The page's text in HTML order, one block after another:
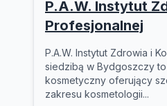
P.A.W. Instytut
Profesjonalnej
P.A.W. Instytut Zdrowia i
siedzibą w Bydgoszczy
kosmetyczny oferujący
zakresu kosmetologii...